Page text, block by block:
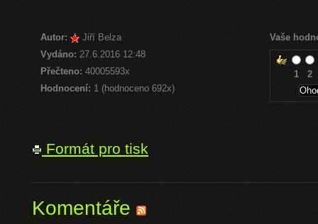
Autor:
Jiří Belza
Vydáno: 27.6.2016 12:48
Přečteno:40005593x
Hodnocení: 1 (hodnoceno 692x)
Vaše
1 2
Formát pro tisk
Komentáře